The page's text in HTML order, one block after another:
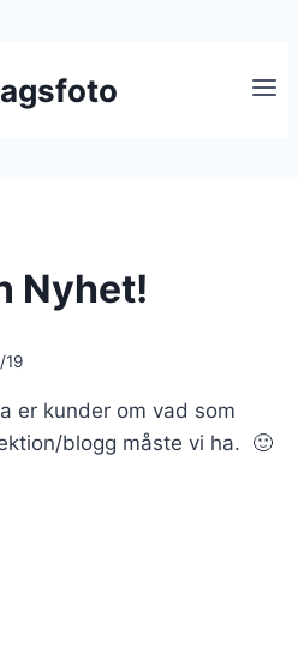
Nyhet!
19
er kunder om vad som
blogg måste vi ha. 🙂